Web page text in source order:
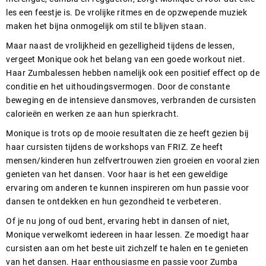
les een feestje is. De vrolijke ritmes en de opzwepende muziek
maken het bijna onmogelijk om stil te blijven staan.
Maar naast de vrolijkheid en gezelligheid tijdens de lessen,
vergeet Monique ook het belang van een goede workout niet.
Haar Zumbalessen hebben namelijk ook een positief effect op de
conditie en het uithoudingsvermogen. Door de constante
beweging en de intensieve dansmoves, verbranden de cursisten
calorieën en werken ze aan hun spierkracht.
Monique is trots op de mooie resultaten die ze heeft gezien bij
haar cursisten tijdens de workshops van FRIZ. Ze heeft
mensen/kinderen hun zelfvertrouwen zien groeien en vooral zien
genieten van het dansen. Voor haar is het een geweldige
ervaring om anderen te kunnen inspireren om hun passie voor
dansen te ontdekken en hun gezondheid te verbeteren.
Of je nu jong of oud bent, ervaring hebt in dansen of niet,
Monique verwelkomt iedereen in haar lessen. Ze moedigt haar
cursisten aan om het beste uit zichzelf te halen en te genieten
van het dansen. Haar enthousiasme en passie voor Zumba